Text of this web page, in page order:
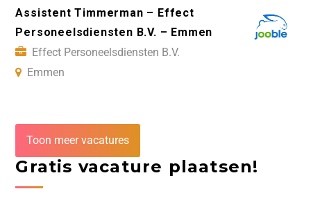
Assistent Timmerman – Effect
Personeelsdiensten B.V. – Emmen
Effect Personeelsdiensten B.V.
Emmen
Toon meer vacatures
Gratis vacature plaatsen!